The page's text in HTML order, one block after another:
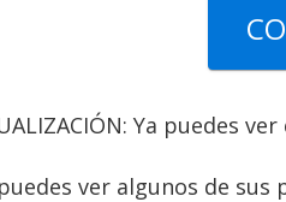
Ya puedes ver
ver algunos de sus